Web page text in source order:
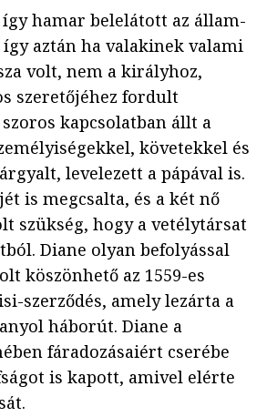
hamar belelátott az állam-
így aztán ha valakinek valami
volt, nem a királyhoz,
szeretőjéhez fordult
kapcsolatban állt a
követekkel és
levelezett a pápával is.
is megcsalta, és a két nő
szükség, hogy a vetélytársat
Diane olyan befolyással
köszönhető az 1559-es
szerződés, amely lezárta a
háborút. Diane a
fáradozásaiért cserébe
is kapott, amivel elérte